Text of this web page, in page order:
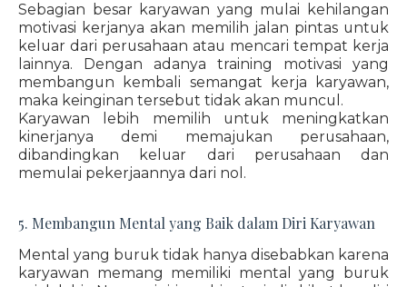
Sebagian besar karyawan yang mulai kehilangan
motivasi kerjanya akan memilih jalan pintas untuk
keluar dari perusahaan atau mencari tempat kerja
lainnya. Dengan adanya training motivasi yang
membangun kembali semangat kerja karyawan,
maka keinginan tersebut tidak akan muncul.
Karyawan lebih memilih untuk meningkatkan
kinerjanya demi memajukan perusahaan,
dibandingkan keluar dari perusahaan dan
memulai pekerjaannya dari nol.
5. Membangun Mental yang Baik dalam Diri Karyawan
Mental yang buruk tidak hanya disebabkan karena
karyawan memang memiliki mental yang buruk